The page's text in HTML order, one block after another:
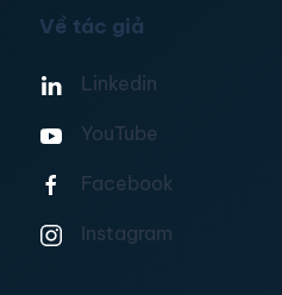
Về tác giả
Linkedin
YouTube
Facebook
Instagram